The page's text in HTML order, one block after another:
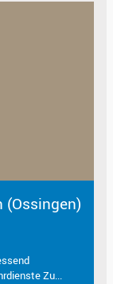
(Ossingen)
Zu...